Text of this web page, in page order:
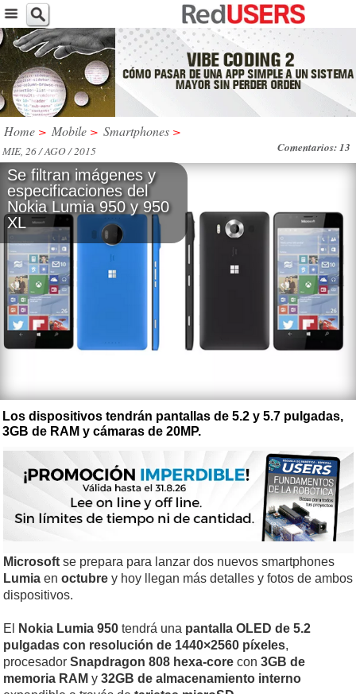
Home > Mobile > Smartphones >
Comentarios: 13
MIE, 26 / AGO / 2015
Se filtran imágenes y
especificaciones del
Nokia Lumia 950 y 950
XL
Los dispositivos tendrán pantallas de 5.2 y 5.7 pulgadas,
3GB de RAM y cámaras de 20MP.
Microsoft se prepara para lanzar dos nuevos smartphones
Lumia en octubre y hoy llegan más detalles y fotos de ambos
dispositivos.
El Nokia Lumia 950 tendrá una pantalla OLED de 5.2
pulgadas con resolución de 1440×2560 píxeles,
procesador Snapdragon 808 hexa-core con 3GB de
memoria RAM y 32GB de almacenamiento interno